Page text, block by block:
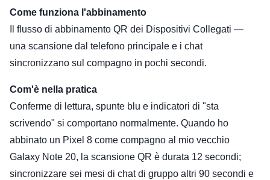
Come funziona l'abbinamento
Il flusso di abbinamento QR dei Dispositivi Collegati —
una scansione dal telefono principale e i chat
sincronizzano sul compagno in pochi secondi.
Com'è nella pratica
Conferme di lettura, spunte blu e indicatori di "sta
scrivendo" si comportano normalmente. Quando ho
abbinato un Pixel 8 come compagno al mio vecchio
Galaxy Note 20, la scansione QR è durata 12 secondi;
sincronizzare sei mesi di chat di gruppo altri 90 secondi e